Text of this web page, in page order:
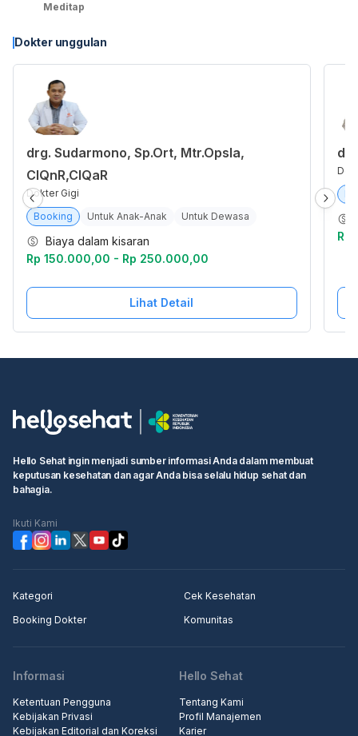
Meditap
Dokter unggulan
drg. Sudarmono, Sp.Ort, Mtr.Opsla,
CIQnR,CIQaR
Dokter Gigi
Booking
Untuk Anak-Anak Untuk Dewasa
Biaya dalam kisaran
Rp 150.000,00 - Rp 250.000,00
Lihat Detail
Rp
Hello Sehat ingin menjadi sumber informasi Anda dalam membuat
keputusan kesehatan dan agar Anda bisa selalu hidup sehat dan
bahagia.
Ikuti Kami
Kategori
Cek Kesehatan
Booking Dokter
Komunitas
Informasi
Ketentuan Pengguna
Kebijakan Privasi
Kebijakan Editorial dan Koreksi
Hello Sehat
Tentang Kami
Profil Manajemen
Karier